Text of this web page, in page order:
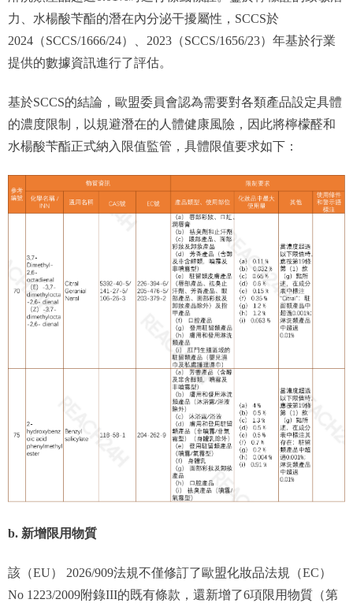
力、水楊酸苄酯的潛在內分泌干擾屬性，SCCS於
2024（SCCS/1666/24）、2023（SCCS/1656/23）年基於行業
提供的數據資訊進行了評估。
基於SCCS的結論，歐盟委員會認為需要對各類產品設定具體
的濃度限制，以規避潛在的人體健康風險，因此將檸檬醛和
水楊酸苄酯正式納入限值監管，具體限值要求如下：
b. 新增限用物質
該（EU） 2026/909法規不僅修訂了歐盟化妝品法規（EC）
No 1223/2009附錄III的既有條款，還新增了6項限用物質（第